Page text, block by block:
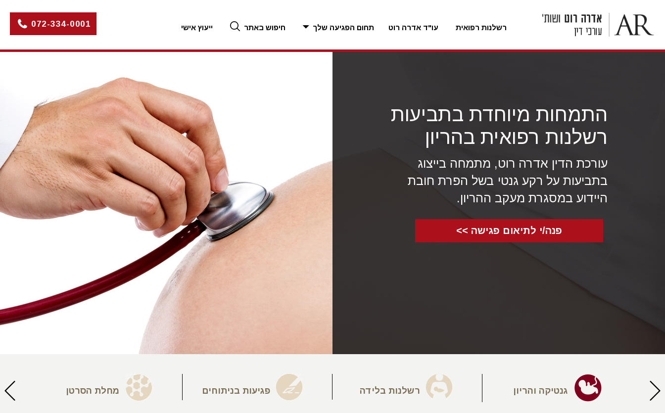
דלג
רשלנות רפואית עו"ד אדרה רוט תחום הפגיעה שלך חיפוש באתר ייעוץ אישי 072-334-0001
התמחות מיוחדת בתביעות
רשלנות רפואית בהריון
עורכת הדין אדרה רוט, מתמחה בייצוג
בתביעות על רקע גנטי בשל הפרת חובת
היידוע במסגרת מעקב ההריון.
פנה/י לתיאום פגישה >>
גנטיקה והריון רשלנות בלידה פגיעות בניתוחים מחלת הסרטן